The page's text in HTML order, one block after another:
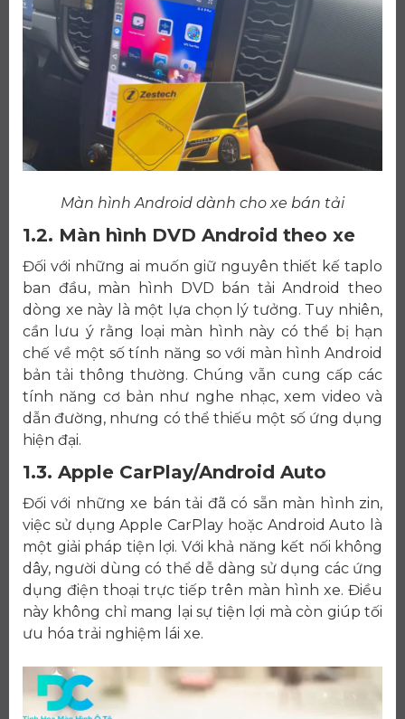
Màn hình Android dành cho xe bán tải
1.2. Màn hình DVD Android theo xe
Đối với những ai muốn giữ nguyên thiết kế taplo
ban đầu, màn hình DVD bán tải Android theo
dòng xe này là một lựa chọn lý tưởng. Tuy nhiên,
cần lưu ý rằng loại màn hình này có thể bị hạn
chế về một số tính năng so với màn hình Android
bản tải thông thường. Chúng vẫn cung cấp các
tính năng cơ bản như nghe nhạc, xem video và
dẫn đường, nhưng có thể thiếu một số ứng dụng
hiện đại.
1.3. Apple CarPlay/Android Auto
Đối với những xe bán tải đã có sẵn màn hình zin,
việc sử dụng Apple CarPlay hoặc Android Auto là
một giải pháp tiện lợi. Với khả năng kết nối không
dây, người dùng có thể dễ dàng sử dụng các ứng
dụng điện thoại trực tiếp trên màn hình xe. Điều
này không chỉ mang lại sự tiện lợi mà còn giúp tối
ưu hóa trải nghiệm lái xe.